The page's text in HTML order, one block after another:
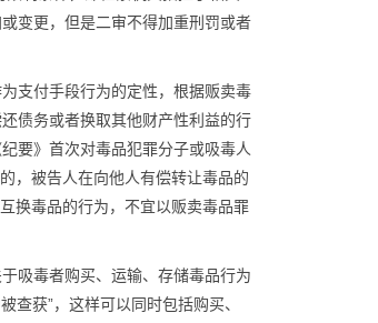
变更，但是二审不得加重刑罚或者
支付手段行为的定性，根据贩卖毒
债务或者换取其他财产性利益的行
要》首次对毒品犯罪分子或吸毒人
，被告人在向他人有偿转让毒品的
换毒品的行为，不宜以贩卖毒品罪
吸毒者购买、运输、存储毒品行为
获”，这样可以同时包括购买、